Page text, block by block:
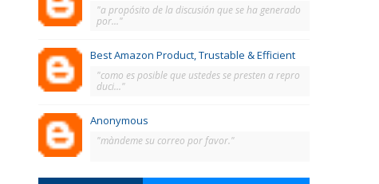
"a propósito de la discusión que se ha generado
por..."
Best Amazon Product, Trustable & Efficient
"como es posible que ustedes se presten a repro
duci..."
Anonymous
"màndeme su correo por favor."